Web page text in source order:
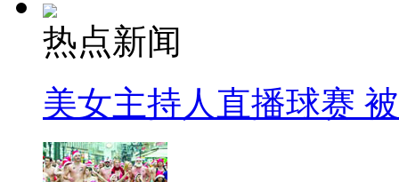
热点新闻
美女主持人直播球赛